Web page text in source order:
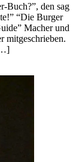
Buch?”, den sag
“Die Burger
Macher und
mitgeschrieben.